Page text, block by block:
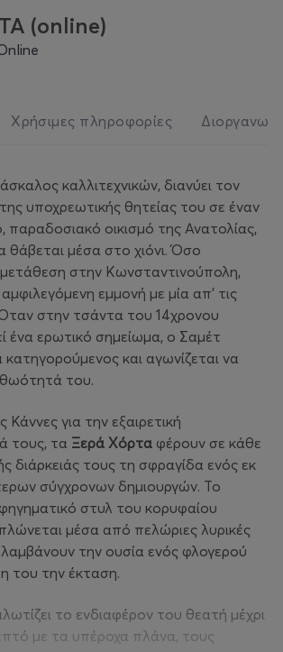
(online)
Χρήσιμες πληροφορίες
καλλιτεχνικών, διανύει τον
υποχρεωτικής θητείας του σε έναν
οικισμό της Ανατολίας,
θάβεται μέσα στο χιόνι. Όσο
μετάθεση στην Κωνσταντινούπολη,
εμμονή με μία απ’ τις
στην τσάντα του 14χρονου
ένα ερωτικό σημείωμα, ο Σαμέτ
κατηγορούμενος και αγωνίζεται να
του.
Κάννες για την εξαιρετική
τους, τα Ξερά Χόρτα φέρουν σε κάθε
διάρκειάς τους τη σφραγίδα ενός εκ
σύγχρονων δημιουργών. Το
στυλ του κορυφαίου
μέσα από πελώριες λυρικές
την ουσία ενός φλογερού
του την έκταση.
το ενδιαφέρον του θεατή μέχρι
με τα υπέροχα πλάνα, τους